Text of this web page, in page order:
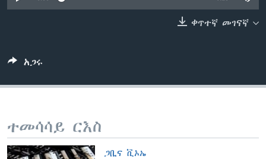
ቀጥተኛ መገናኛ
አጋሩ
ተመሳሳይ ርእስ
ጋቢና ቪኦኤ